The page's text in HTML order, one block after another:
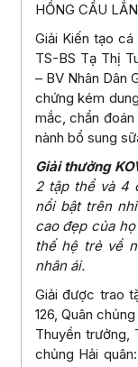
HỒNG CẦU
Giải Kiến tạo
TS-BS Tạ Thị
– BV Nhân Dân
chứng kém
mắc, chẩn
nành bổ sung
Giải thưởng
2 tập thể và 4
nổi bật trên
cao đẹp của
thế hệ trẻ về
nhân ái.
Giải được trao
126, Quân
Thuyền trưởng,
chủng Hải